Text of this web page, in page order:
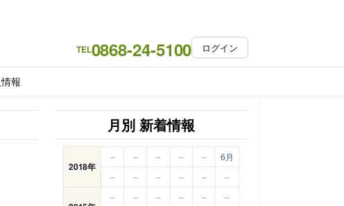
TEL0868-24-5100 ログイン
報
月別 新着情報
2018年
– – – – –
6月
–
– – – – –
– – – – –
–